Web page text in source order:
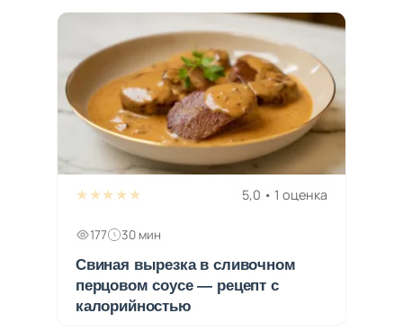
★★★★★ 5,0 • 1 оценка
177 30 мин
Свиная вырезка в сливочном
перцовом соусе — рецепт с
калорийностью